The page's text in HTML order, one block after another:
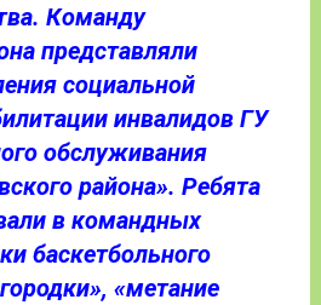
Команду
представляли
социальной
инвалидов ГУ
обслуживания
района». Ребята
в командных
баскетбольного
«метание